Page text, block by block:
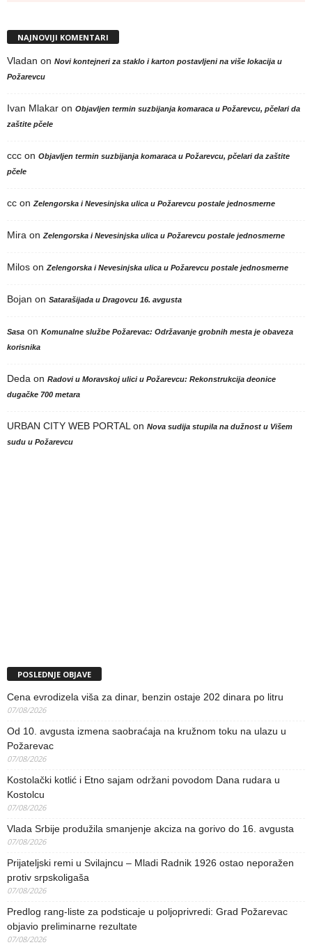
NAJNOVIJI KOMENTARI
Vladan on Novi kontejneri za staklo i karton postavljeni na više lokacija u
Požarevcu
Ivan Mlakar on Objavljen termin suzbijanja komaraca u Požarevcu, pčelari da
zaštite pčele
ccc on Objavljen termin suzbijanja komaraca u Požarevcu, pčelari da zaštite
pčele
cc onZelengorska i Nevesinjska ulica u Požarevcu postale jednosmerne
Mira onZelengorska i Nevesinjska ulica u Požarevcu postale jednosmerne
Milos onZelengorska i Nevesinjska ulica u Požarevcu postale jednosmerne
Bojan on Satarašijada u Dragovcu 16. avgusta
Sasa on Komunalne službe Požarevac: Održavanje grobnih mesta je obaveza
korisnika
Deda on Radovi u Moravskoj ulici u Požarevcu: Rekonstrukcija deonice
dugačke 700 metara
URBAN CITY WEB PORTALon Nova sudija stupila na dužnost u Višem
sudu u Požarevcu
POSLEDNJE OBJAVE
Cena evrodizela viša za dinar, benzin ostaje 202 dinara po litru
07/08/2026
Od 10. avgusta izmena saobraćaja na kružnom toku na ulazu u
Požarevac
07/08/2026
Kostolački kotlić i Etno sajam održani povodom Dana rudara u
Kostolcu
07/08/2026
Vlada Srbije produžila smanjenje akciza na gorivo do 16. avgusta
07/08/2026
Prijateljski remi u Svilajncu – Mladi Radnik 1926 ostao neporažen
protiv srpskoligaša
07/08/2026
Predlog rang-liste za podsticaje u poljoprivredi: Grad Požarevac
objavio preliminarne rezultate
07/08/2026